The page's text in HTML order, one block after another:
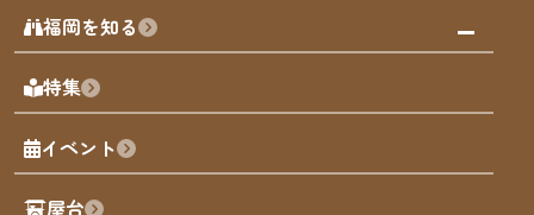
みんなの旅行記
天神エリア
博多旧市街
福岡城
歴史・文化
福岡を知る
福岡の見どころ
福岡の魅力
観光カレンダー
観光PR動画
特集
イベント
屋台